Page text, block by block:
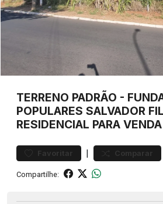
TERRENO PADRÃO -
POPULARES SALVADOR
RESIDENCIAL PARA
Favoritar | Comparar
Compartilhe: